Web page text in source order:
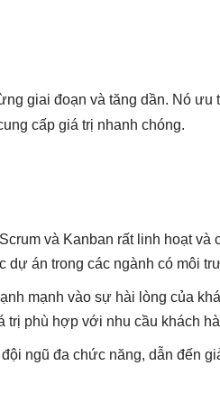
giai đoạn và tăng dần. Nó ưu
cấp giá trị nhanh chóng.
và Kanban rất linh hoạt và
dự án trong các ngành có môi
mạnh vào sự hài lòng của
trị phù hợp với nhu cầu khách
ngũ đa chức năng, dẫn đến